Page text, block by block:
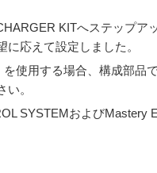
KITへステップア
応えて設定しました。
使用する場合、構成部品
。
SYSTEMおよびMastery